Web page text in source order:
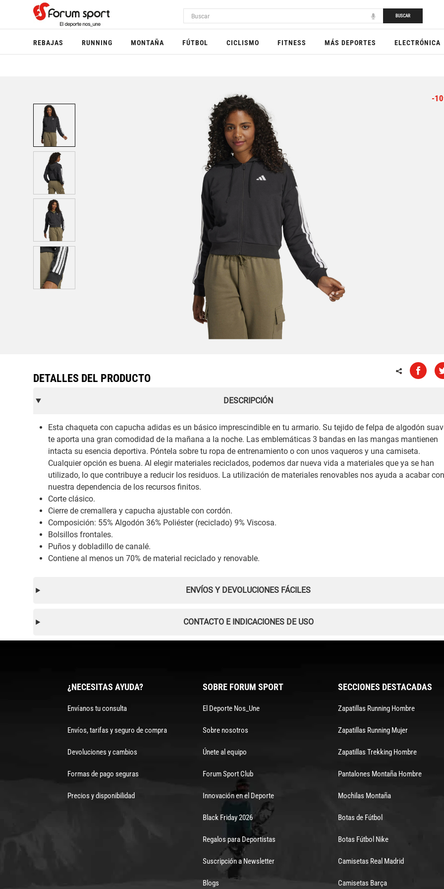
BUSCAR
REBAJAS RUNNING MONTAÑA FÚTBOL CICLISMO FITNESS MÁS DEPORTES ELECTRÓNICA
-10
DETALLES DEL PRODUCTO
DESCRIPCIÓN
Esta chaqueta con capucha adidas es un básico imprescindible en tu armario. Su tejido de felpa de algodón
te aporta una gran comodidad de la mañana a la noche. Las emblemáticas 3 bandas en las mangas mantienen
intacta su esencia deportiva. Póntela sobre tu ropa de entrenamiento o con unos vaqueros y una camiseta.
Cualquier opción es buena. Al elegir materiales reciclados, podemos dar nueva vida a materiales que ya se han
utilizado, lo que contribuye a reducir los residuos. La utilización de materiales renovables nos ayuda a acabar
nuestra dependencia de los recursos finitos.
Corte clásico.
Cierre de cremallera y capucha ajustable con cordón.
Composición: 55% Algodón 36% Poliéster (reciclado) 9% Viscosa.
Bolsillos frontales.
Puños y dobladillo de canalé.
Contiene al menos un 70% de material reciclado y renovable.
ENVÍOS Y DEVOLUCIONES FÁCILES
CONTACTO E INDICACIONES DE USO
¿NECESITAS AYUDA?
Envíanos tu consulta
Envíos, tarifas y seguro de compra
Devoluciones y cambios
Formas de pago seguras
Precios y disponibilidad
SOBRE FORUM SPORT
El Deporte Nos_Une
Sobre nosotros
Únete al equipo
Forum Sport Club
Innovación en el Deporte
Black Friday 2026
Regalos para Deportistas
Suscripción a Newsletter
Blogs
SECCIONES DESTACADAS
Zapatillas Running Hombre
Zapatillas Running Mujer
Zapatillas Trekking Hombre
Pantalones Montaña Hombre
Mochilas Montaña
Botas de Fútbol
Botas Fútbol Nike
Camisetas Real Madrid
Camisetas Barça